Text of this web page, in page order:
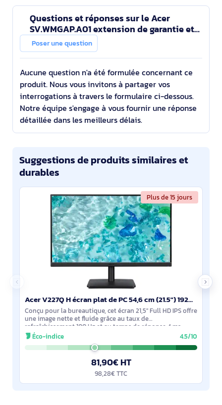
Questions et réponses sur le Acer
SV.WMGAP.A01 extension de garantie et
support 3 année(s)
Poser une question
Aucune question n'a été formulée concernant ce
produit. Nous vous invitons à partager vos
interrogations à travers le formulaire ci-dessous.
Notre équipe s'engage à vous fournir une réponse
détaillée dans les meilleurs délais.
Suggestions de produits similaires et
durables
Plus de 15 jours
Acer V227Q H écran plat de PC 54,6 cm (21.5") 1920 x 1080 pixels Full HD LED Noir - UM.WV7EE.H10
Conçu pour la bureautique, cet écran 21,5" Full HD IPS offre
une image nette et fluide grâce au taux de
rafraîchissement 100 Hz et au temps de réponse 4 ms.
Angles 178° pour un confort partagé,
Éco-indice 4.5/10
81,90€ HT
98,28€ TTC